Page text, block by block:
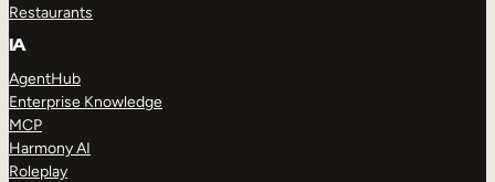
Restaurants
IA
AgentHub
Enterprise Knowledge
MCP
Harmony AI
Roleplay